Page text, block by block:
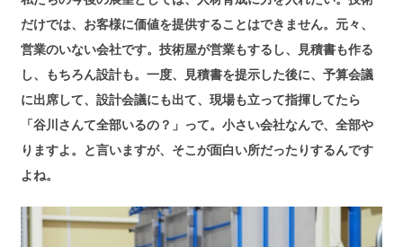
だけでは、お客様に価値を提供することはできません。元々、
営業のいない会社です。技術屋が営業もするし、見積書も作る
し、もちろん設計も。一度、見積書を提示した後に、予算会議
に出席して、設計会議にも出て、現場も立って指揮してたら
「谷川さんて全部いるの？」って。小さい会社なんで、全部や
りますよ。と言いますが、そこが面白い所だったりするんです
よね。